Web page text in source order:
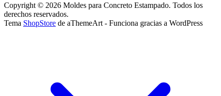
Copyright © 2026 Moldes para Concreto Estampado. Todos los
derechos reservados.
Tema ShopStore de aThemeArt - Funciona gracias a WordPress